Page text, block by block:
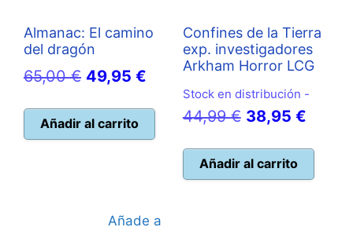
Almanac: El camino
del dragón
65,00€ El
original
era:
49,95 €
precio
actual
es:
49,95 €.
Añadir al carrito
Añade a
Confines de la Tierra
exp. investigadores
Arkham Horror LCG
Stock en distribución -
44,99€ El
original
era:
38,95 €El
es:
Añadir al carrito